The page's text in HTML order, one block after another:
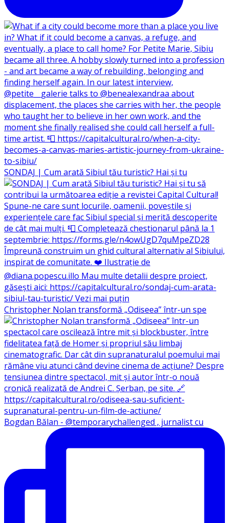
SONDAJ | Cum arată Sibiul tău turistic? Hai și tu
Christopher Nolan transformă „Odiseea” într-un spe
Bogdan Bălan - @temporarychallenged , jurnalist cu